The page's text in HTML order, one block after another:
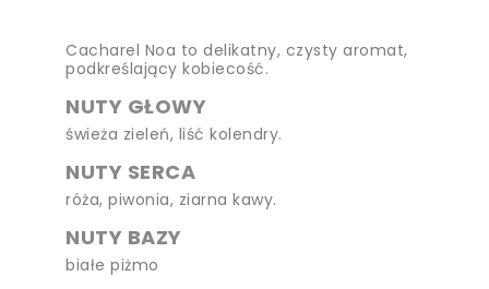
Cacharel Noa to delikatny, czysty aromat,
podkreślający kobiecość.
NUTY GŁOWY
świeża zieleń, liść kolendry.
NUTY SERCA
róża, piwonia, ziarna kawy.
NUTY BAZY
białe piżmo